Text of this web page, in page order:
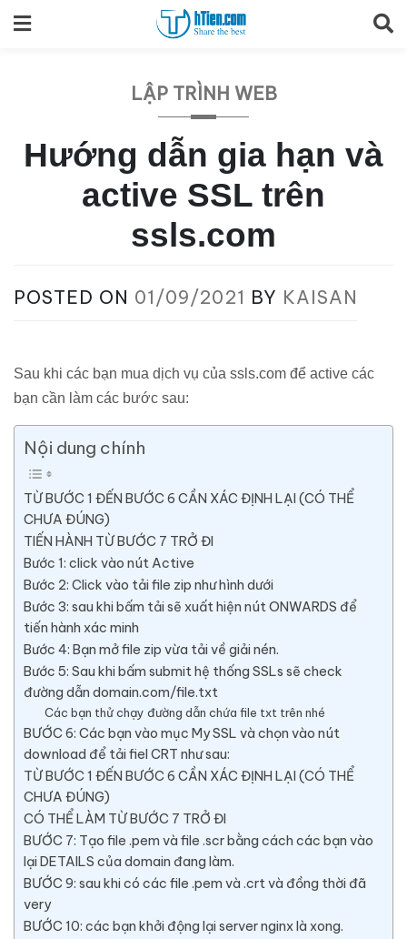
to
LẬP TRÌNH WEB
Hướng dẫn gia hạn và
active SSL trên
ssls.com
POSTED ON 01/09/2021 BY KAISAN
Sau khi các bạn mua dịch vụ của ssls.com để active các
bạn cần làm các bước sau:
Nội dung chính
TỪ BƯỚC 1 ĐẾN BƯỚC 6 CẦN XÁC ĐỊNH LẠI (CÓ THỂ
CHƯA ĐÚNG)
TIẾN HÀNH TỪ BƯỚC 7 TRỞ ĐI
Bước 1: click vào nút Active
Bước 2: Click vào tải file zip như hình dưới
Bước 3: sau khi bấm tải sẽ xuất hiện nút ONWARDS để
tiến hành xác minh
Bước 4: Bạn mở file zip vừa tải về giải nén.
Bước 5: Sau khi bấm submit hệ thống SSLs sẽ check
đường dẫn domain.com/file.txt
Các bạn thử chạy đường dẫn chứa file txt trên nhé
BƯỚC 6: Các bạn vào mục My SSL và chọn vào nút
download để tải fiel CRT như sau:
TỪ BƯỚC 1 ĐẾN BƯỚC 6 CẦN XÁC ĐỊNH LẠI (CÓ THỂ
CHƯA ĐÚNG)
CÓ THỂ LÀM TỪ BƯỚC 7 TRỞ ĐI
BƯỚC 7: Tạo file .pem và file .scr bằng cách các bạn vào
lại DETAILS của domain đang làm.
BƯỚC 9: sau khi có các file .pem và .crt và đồng thời đã
very
BƯỚC 10: các bạn khởi động lại server nginx là xong.